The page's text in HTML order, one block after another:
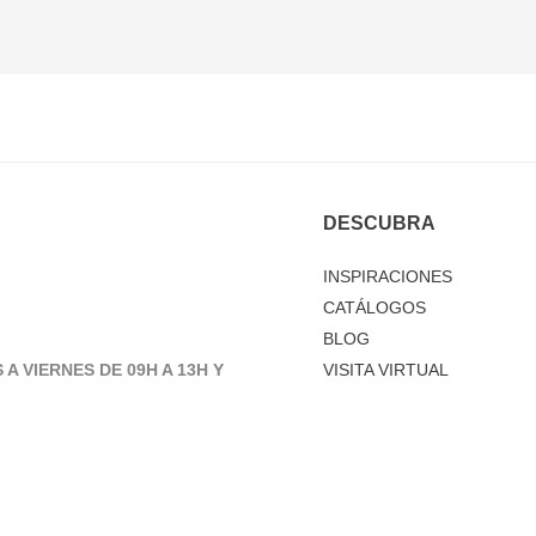
A VIERNES DE 09H A 13H Y
DESCUBRA
INSPIRACIONES
CATÁLOGOS
BLOG
VISITA VIRTUAL